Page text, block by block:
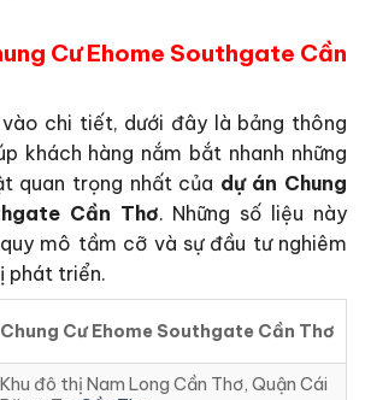
Cư Ehome Southgate Cần
chi tiết, dưới đây là bảng thông
khách hàng nắm bắt nhanh những
quan trọng nhất của dự án Chung
Cần Thơ. Những số liệu này
mô tầm cỡ và sự đầu tư nghiêm
phát triển.
Chung Cư Ehome Southgate Cần Thơ
Khu đô thị Nam Long Cần Thơ, Quận Cái